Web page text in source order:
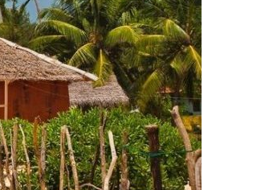
вул. Сумська 77/79
+38 (067) 180-32-43,
+38 (099) 180-32-43,
+38 (093) 180-32-43,
0800 33 01 80
×